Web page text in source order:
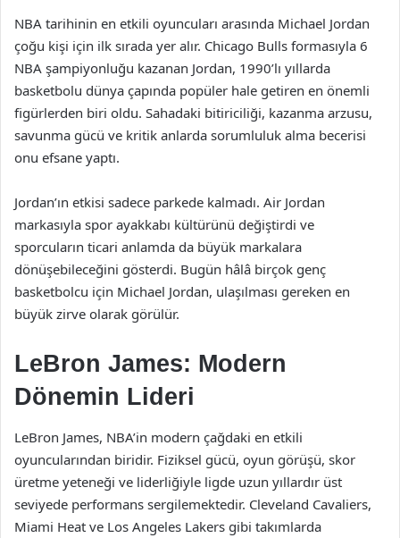
NBA tarihinin en etkili oyuncuları arasında Michael Jordan
çoğu kişi için ilk sırada yer alır. Chicago Bulls formasıyla 6
NBA şampiyonluğu kazanan Jordan, 1990’lı yıllarda
basketbolu dünya çapında popüler hale getiren en önemli
figürlerden biri oldu. Sahadaki bitiriciliği, kazanma arzusu,
savunma gücü ve kritik anlarda sorumluluk alma becerisi
onu efsane yaptı.
Jordan’ın etkisi sadece parkede kalmadı. Air Jordan
markasıyla spor ayakkabı kültürünü değiştirdi ve
sporcuların ticari anlamda da büyük markalara
dönüşebileceğini gösterdi. Bugün hâlâ birçok genç
basketbolcu için Michael Jordan, ulaşılması gereken en
büyük zirve olarak görülür.
LeBron James: Modern
Dönemin Lideri
LeBron James, NBA’in modern çağdaki en etkili
oyuncularından biridir. Fiziksel gücü, oyun görüşü, skor
üretme yeteneği ve liderliğiyle ligde uzun yıllardır üst
seviyede performans sergilemektedir. Cleveland Cavaliers,
Miami Heat ve Los Angeles Lakers gibi takımlarda